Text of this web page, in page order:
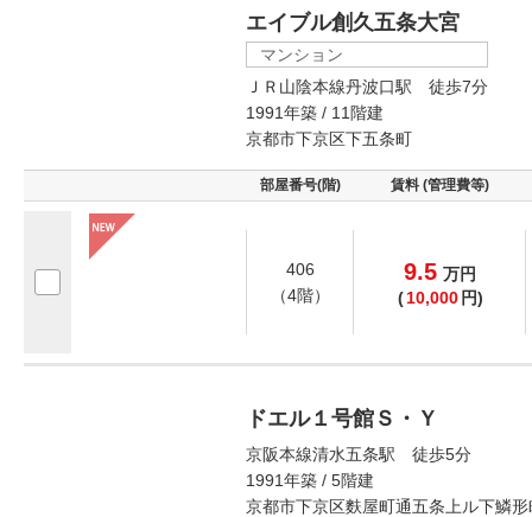
エイブル創久五条大宮
マンション
ＪＲ山陰本線丹波口駅 徒歩7分
1991年築 / 11階建
京都市下京区下五条町
部屋番号(階) 賃料 (管理費等)
406
（4階）
9.5 万円
( 10,000 円)
ドエル１号館Ｓ・Ｙ
京阪本線清水五条駅 徒歩5分
1991年築 / 5階建
京都市下京区麩屋町通五条上ル下鱗形